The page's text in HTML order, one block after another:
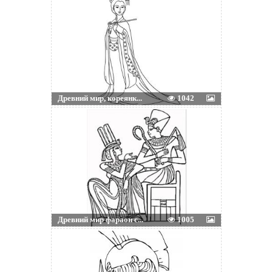
Древний мир, кореянк... 1042
Древний мир фараон с... 1005